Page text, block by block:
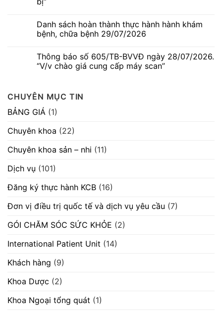
ngày
06/08/2026.
mời
chào
hàng
cạnh
máy
móc
thiết
Ngứa
kỳ
–
Dấu
hiệu
gặp
nhưng
không
bình
luận
ở
số
580/TB-
BVVĐ
mời
chào
hàng
cạnh
máy
móc
bị”
Danh sách hoàn thành thực hành hành khám
bệnh, chữa bệnh 29/07/2026
bình
luận
thành
thực
hành
hành
bệnh,
chữa
29/07/2026
Thông báo số 605/TB-BVVĐ ngày 28/07/2026.
“V/v chào giá cung cấp máy scan”
luận
ở
Thông
báo
605/TB-
BVVĐ
28/07/2026.
“V/v
giá
cung
máy
scan”
CHUYÊN MỤC TIN
BẢNG GIÁ (1)
Chuyên khoa (22)
Chuyên khoa sản – nhi (11)
Dịch vụ (101)
Đăng ký thực hành KCB (16)
Đơn vị điều trị quốc tế và dịch vụ yêu cầu (7)
GÓI CHĂM SÓC SỨC KHỎE (2)
International Patient Unit (14)
Khách hàng (9)
Khoa Dược (2)
Khoa Ngoại tổng quát (1)